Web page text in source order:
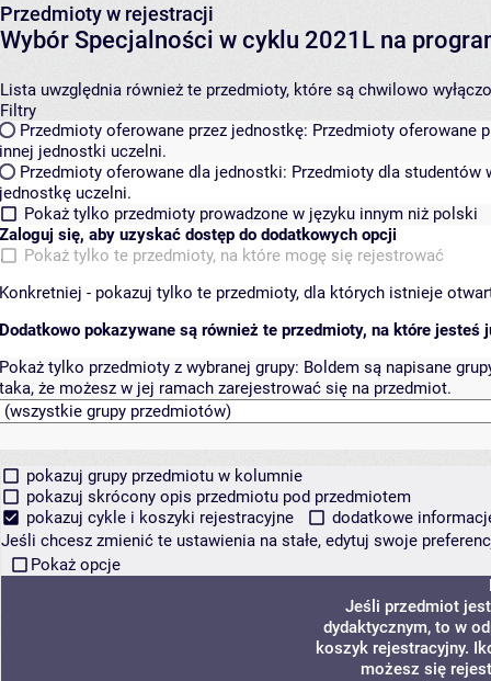
Przedmioty w rejestracji
Wybór Specjalności w cyklu 2021L na
Lista uwzględnia również te przedmioty, które są chwilowo
Filtry
Przedmioty oferowane przez jednostkę: Przedmioty oferowane
innej jednostki uczelni.
Przedmioty oferowane dla jednostki: Przedmioty dla studentów
jednostkę uczelni.
Pokaż tylko przedmioty prowadzone w języku innym niż polski
Zaloguj się, aby uzyskać dostęp do dodatkowych opcji
Pokaż tylko te przedmioty, na które mogę się rejestrować
Konkretniej - pokazuj tylko te przedmioty, dla których istnieje
Dodatkowo pokazywane są również te przedmioty, na które jesteś
Pokaż tylko przedmioty z wybranej grupy: Boldem są napisane
taka, że możesz w jej ramach zarejestrować się na przedmiot.
pokazuj grupy przedmiotu w kolumnie
pokazuj skrócony opis przedmiotu pod przedmiotem
pokazuj cykle i koszyki rejestracyjne
dodatkowe
Jeśli chcesz zmienić te ustawienia na stałe, edytuj swoje
Pokaż opcje
Jeśli przedmiot
dydaktycznym, to w
koszyk rejestracyjny.
możesz się